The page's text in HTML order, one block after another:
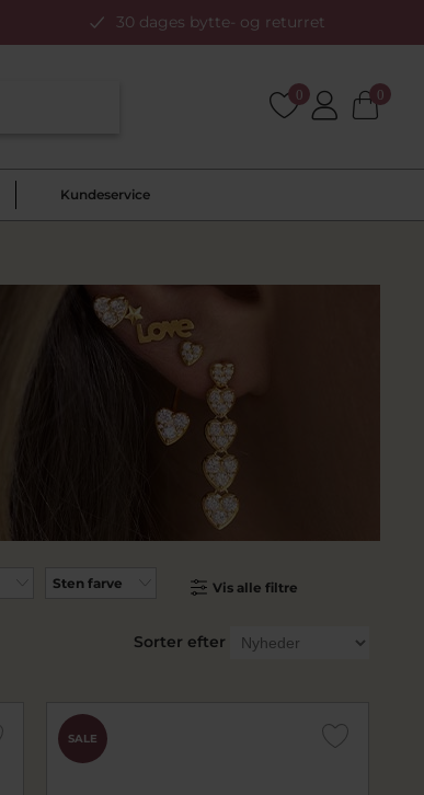
30 dages bytte- og returret
0 0
Kundeservice
Sten farve Vis alle filtre
Sorter efter
SALE